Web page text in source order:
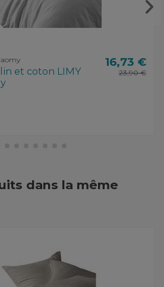
et coton LIMY
16,73 €
23,90 €
dans la même